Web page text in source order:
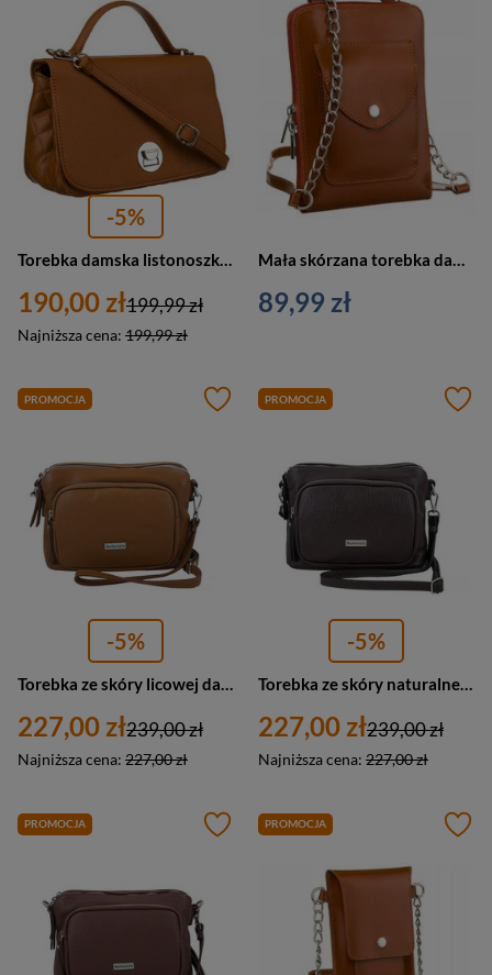
-5%
190,00 zł
Najniższa cena: 199,99 zł
199,99 zł 89,99 zł
PROMOCJA
-5%
Torebka ze skóry licowej damska Barberini's 990-12 listonoszka mała jasnobrązowa
227,00 zł
Najniższa cena: 227,00 zł
239,00 zł
PROMOCJA
-5%
Torebka ze skóry naturalnej damska Barberini's 990-11 listonoszka mała ciemnobrązowa
227,00 zł
Najniższa cena: 227,00 zł
239,00 zł
PROMOCJA PROMOCJA